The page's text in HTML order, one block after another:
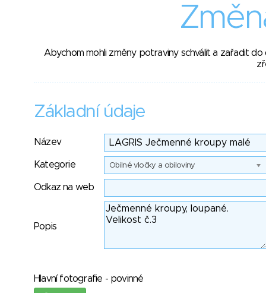
Abychom mohli změny potraviny schválit a zařadit
Základní údaje
Název
Kategorie Obilné vločky a obiloviny
Odkaz na web
Popis
Hlavní fotografie - povinné